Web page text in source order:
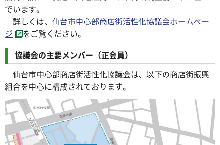
でいます。
詳しくは、 仙台市中心部商店街活性化協議会ホームペー
ジ
をご覧ください。
協議会の主要メンバー（正会員）
仙台市中心部商店街活性化協議会は、以下の商店街振興
組合を中心に構成されております。